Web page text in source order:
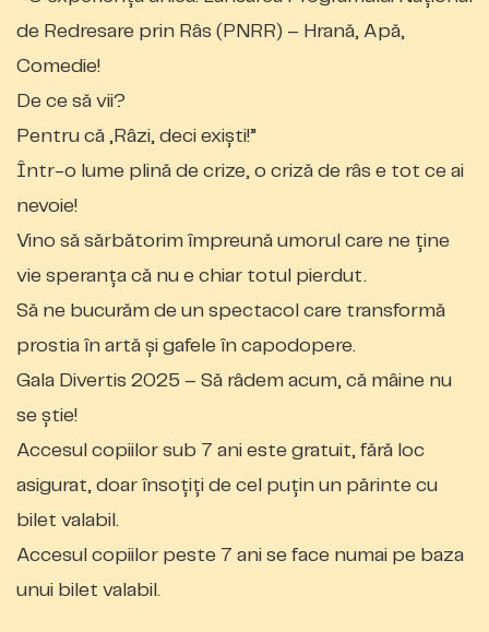
de Redresare prin Râs (PNRR) – Hrană, Apă,
Comedie!
De ce să vii?
Pentru că „Râzi, deci exiști!”
Într-o lume plină de crize, o criză de râs e tot ce ai
nevoie!
Vino să sărbătorim împreună umorul care ne ține
vie speranța că nu e chiar totul pierdut.
Să ne bucurăm de un spectacol care transformă
prostia în artă și gafele în capodopere.
Gala Divertis 2025 – Să râdem acum, că mâine nu
se știe!
Accesul copiilor sub 7 ani este gratuit, fără loc
asigurat, doar însoţiţi de cel puţin un părinte cu
bilet valabil.
Accesul copiilor peste 7 ani se face numai pe baza
unui bilet valabil.